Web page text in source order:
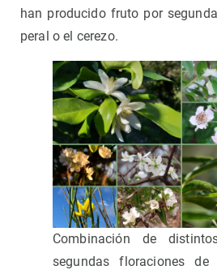
han producido fruto por
peral o el cerezo.
Combinación de
segundas floraciones